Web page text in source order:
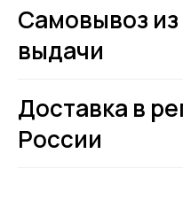
Самовывоз из
выдачи
Доставка в
России